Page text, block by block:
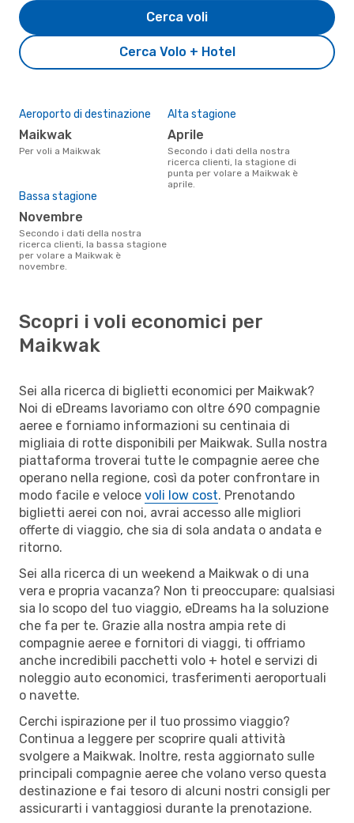
Cerca Volo + Hotel
Cerca voli
Aeroporto di destinazione
Maikwak
Per voli a Maikwak
Alta stagione
aprile
Secondo i dati della nostra
ricerca clienti, la stagione di
punta per volare a Maikwak è
aprile.
Bassa stagione
novembre
Secondo i dati della nostra
ricerca clienti, la bassa stagione
per volare a Maikwak è
novembre.
Scopri i voli economici per
Maikwak
Sei alla ricerca di biglietti economici per Maikwak?
Noi di eDreams lavoriamo con oltre 690 compagnie
aeree e forniamo informazioni su centinaia di
migliaia di rotte disponibili per Maikwak. Sulla nostra
piattaforma troverai tutte le compagnie aeree che
operano nella regione, così da poter confrontare in
modo facile e veloce voli low cost. Prenotando
biglietti aerei con noi, avrai accesso alle migliori
offerte di viaggio, che sia di sola andata o andata e
ritorno.
Sei alla ricerca di un weekend a Maikwak o di una
vera e propria vacanza? Non ti preoccupare: qualsiasi
sia lo scopo del tuo viaggio, eDreams ha la soluzione
che fa per te. Grazie alla nostra ampia rete di
compagnie aeree e fornitori di viaggi, ti offriamo
anche incredibili pacchetti volo + hotel e servizi di
noleggio auto economici, trasferimenti aeroportuali
o navette.
Cerchi ispirazione per il tuo prossimo viaggio?
Continua a leggere per scoprire quali attività
svolgere a Maikwak. Inoltre, resta aggiornato sulle
principali compagnie aeree che volano verso questa
destinazione e fai tesoro di alcuni nostri consigli per
assicurarti i vantaggiosi durante la prenotazione.